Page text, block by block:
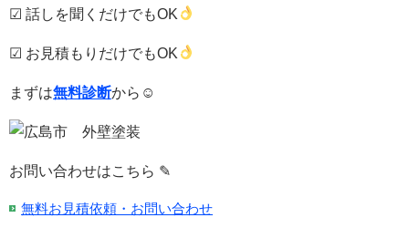
☑ 話しを聞くだけでもOK
☑ お見積もりだけでもOK
まずは無料診断から☺
お問い合わせはこちら ✎
無料お見積依頼・お問い合わせ